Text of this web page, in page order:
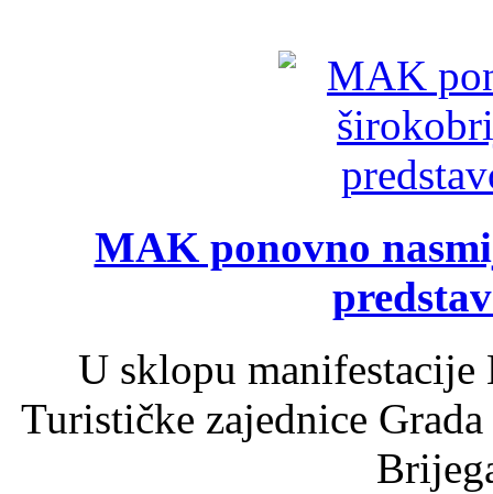
MAK ponovno
U sklopu
Turističke zajednice